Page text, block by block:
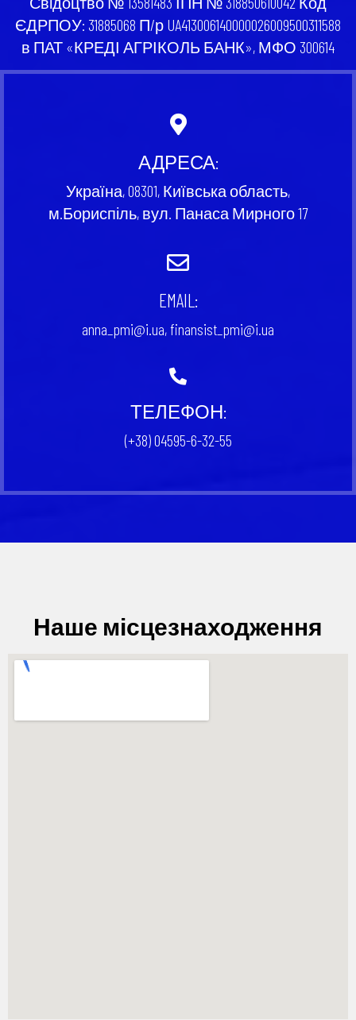
ЄДРПОУ: 31885068 П/р UA413006140000026009500311588
в ПАТ «КРЕДІ АГРІКОЛЬ БАНК», МФО 300614
АДРЕСА:
Україна, 08301, Київська область,
м.Бориспіль, вул. Панаса Мирного 17
EMAIL:
anna_pmi@i.ua, finansist_pmi@i.ua
ТЕЛЕФОН:
(+38) 04595-6-32-55
Наше місцезнаходження